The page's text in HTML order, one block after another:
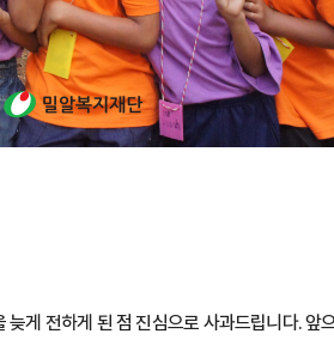
게 전하게 된 점 진심으로 사과드립니다. 앞